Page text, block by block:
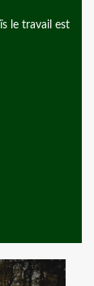
pro,
agréables et à